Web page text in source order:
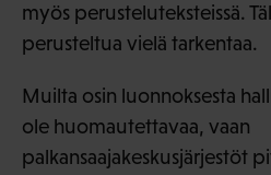
myös perusteluteksteissä.
perusteltua vielä tarkentaa.
Muilta osin luonnoksesta
ole huomautettavaa, vaan
palkansaajakeskusjärjestöt